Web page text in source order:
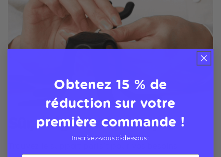
Sûr, élégant et pratique
Obtenez 15 % de
réduction sur votre
première commande !
Inscrivez-vous ci-dessous :